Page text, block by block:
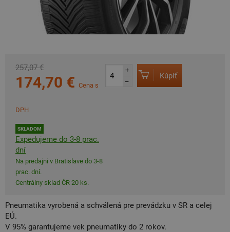
257,07 €
174,70 € Cena s
DPH
SKLADOM
Expedujeme do 3-8 prac.
dní
Na predajni v Bratislave do 3-8
prac. dní.
Centrálny sklad ČR 20 ks.
+
–
Kúpiť
Pneumatika vyrobená a schválená pre prevádzku v SR a celej
EÚ.
V 95% garantujeme vek pneumatiky do 2 rokov.